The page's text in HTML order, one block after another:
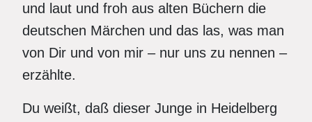
und laut und froh aus alten Büchern die
deutschen Märchen und das las, was man
von Dir und von mir – nur uns zu nennen –
erzählte.
Du weißt, daß dieser Junge in Heidelberg